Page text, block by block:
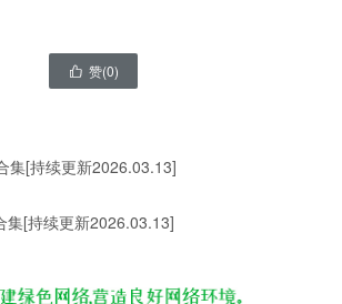
 赞(0)
集[持续更新2026.03.13]
集[持续更新2026.03.13]